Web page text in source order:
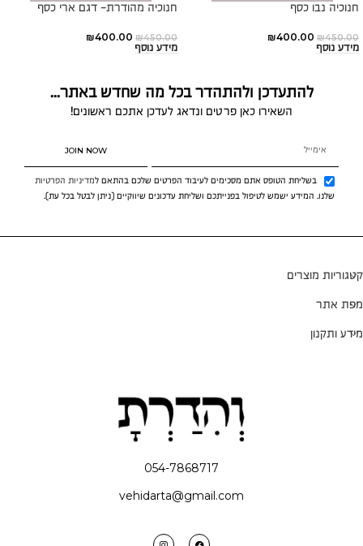
חנוכיה נבו כסף
₪450.00
₪400.00
מידע נוסף
חנוכיה מהודרת- דגם ארי כסף
₪450.00
₪400.00
מידע נוסף
להתעדכן ולהתהדר בכל מה שחדש באתר...
השאירו כאן פרטים ונדאג לעדכן אתכם ראשונים!
בשליחת הטופס אתם מסכימים לעיבוד הפרטים שלכם בהתאם למדיניות הפרטיות
שלנו. המידע ישמש לטיפול בפנייתכם ושליחת עדכונים שיווקיים (ניתן לבטל בכל עת).
JOIN NOW
קטגוריות מוצרים
מפת אתר
מידע ותקנון
054-7868717
vehidarta@gmail.com